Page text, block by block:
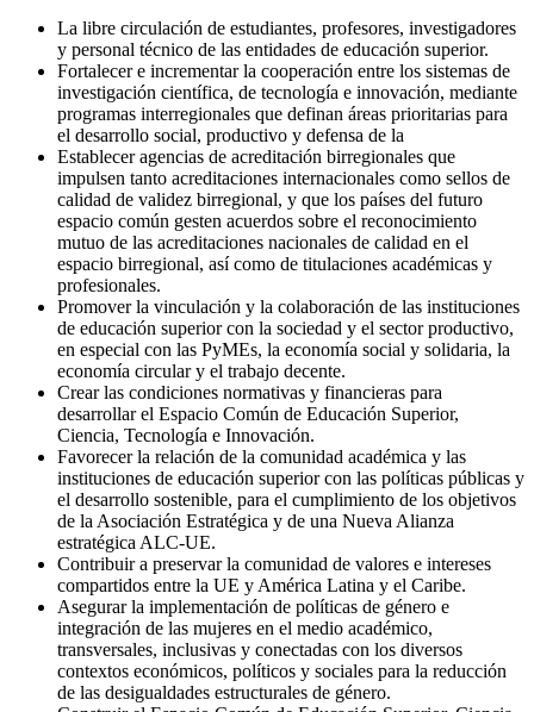
La libre circulación de estudiantes, profesores, investigadores
y personal técnico de las entidades de educación superior.
Fortalecer e incrementar la cooperación entre los sistemas de
investigación científica, de tecnología e innovación, mediante
programas interregionales que definan áreas prioritarias para
el desarrollo social, productivo y defensa de la
Establecer agencias de acreditación birregionales que
impulsen tanto acreditaciones internacionales como sellos de
calidad de validez birregional, y que los países del futuro
espacio común gesten acuerdos sobre el reconocimiento
mutuo de las acreditaciones nacionales de calidad en el
espacio birregional, así como de titulaciones académicas y
profesionales.
Promover la vinculación y la colaboración de las instituciones
de educación superior con la sociedad y el sector productivo,
en especial con las PyMEs, la economía social y solidaria, la
economía circular y el trabajo decente.
Crear las condiciones normativas y financieras para
desarrollar el Espacio Común de Educación Superior,
Ciencia, Tecnología e Innovación.
Favorecer la relación de la comunidad académica y las
instituciones de educación superior con las políticas públicas y
el desarrollo sostenible, para el cumplimiento de los objetivos
de la Asociación Estratégica y de una Nueva Alianza
estratégica ALC-UE.
Contribuir a preservar la comunidad de valores e intereses
compartidos entre la UE y América Latina y el Caribe.
Asegurar la implementación de políticas de género e
integración de las mujeres en el medio académico,
transversales, inclusivas y conectadas con los diversos
contextos económicos, políticos y sociales para la reducción
de las desigualdades estructurales de género.